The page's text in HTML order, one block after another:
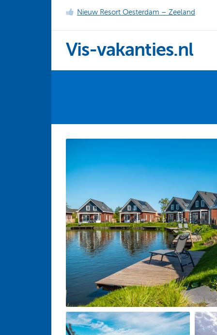
Nieuw Resort Oesterdam – Zeeland
Vis-vakanties.nl